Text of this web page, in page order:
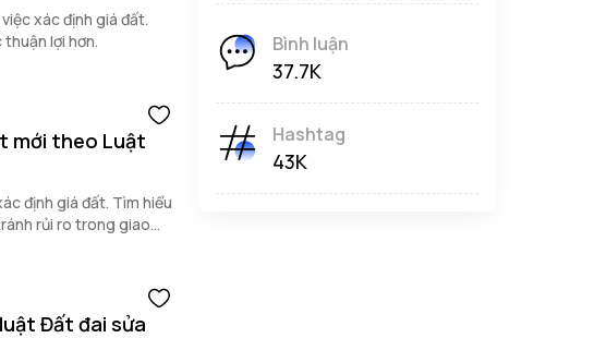
xác định giá đất.
lợi hơn.
mới theo Luật
định giá đất. Tìm hiểu
rủi ro trong giao
Đất đai sửa
Bình luận
37.7K
Hashtag
43K